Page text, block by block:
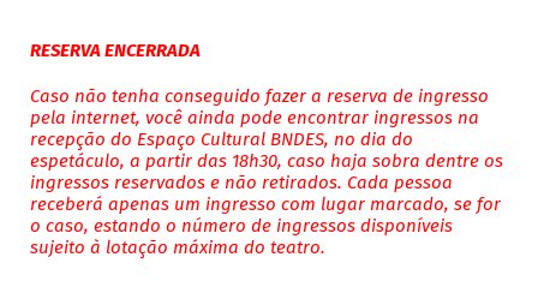
RESERVA ENCERRADA
Caso não tenha conseguido fazer a reserva de ingresso
pela internet, você ainda pode encontrar ingressos na
recepção do Espaço Cultural BNDES, no dia do
espetáculo, a partir das 18h30, caso haja sobra dentre os
ingressos reservados e não retirados. Cada pessoa
receberá apenas um ingresso com lugar marcado, se for
o caso, estando o número de ingressos disponíveis
sujeito à lotação máxima do teatro.